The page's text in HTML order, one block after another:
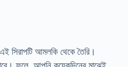
সিরাপটি আমলকি থেকে তৈরি।